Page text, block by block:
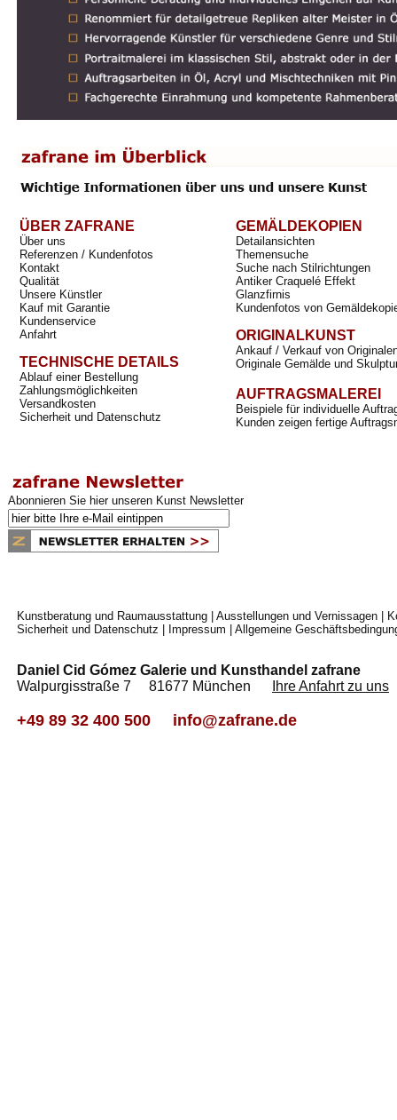
ÜBER ZAFRANE
Über uns
Referenzen / Kundenfotos
Kontakt
Qualität
Unsere Künstler
Kauf mit Garantie
Kundenservice
Anfahrt
TECHNISCHE DETAILS
Ablauf einer Bestellung
Zahlungsmöglichkeiten
Versandkosten
Sicherheit und Datenschutz
GEMÄLDEKOPIEN
Detailansichten
Themensuche
Suche nach Stilrichtungen
Antiker Craquelé Effekt
Glanzfirnis
Kundenfotos von
ORIGINALKUNST
Ankauf / Verkauf von
Originale Gemälde und
AUFTRAGSMALEREI
Beispiele für individuelle
Kunden zeigen fertige
Abonnieren Sie hier unseren Kunst Newsletter
Kunstberatung und Raumausstattung Ausstellungen und Vernissagen
Sicherheit und Datenschutz
Impressum Allgemeine
Daniel Cid Gómez Galerie und Kunsthandel zafrane
Walpurgisstraße 7 81677 München
Ihre Anfahrt zu uns
+49 89 32 400 500 info@zafrane.de